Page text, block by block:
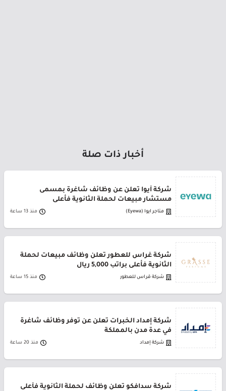
أخبار ذات صلة
شركة أيوا تعلن عن وظائف شاغرة بمسمى
مستشار مبيعات لحملة الثانوية فأعلى
متاجر ايوا (Eyewa) منذ 13 ساعة
شركة غراس للعطور تعلن وظائف مبيعات لحملة
الثانوية فأعلى براتب 5,000 ريال
شركة قراس للعطور منذ 15 ساعة
شركة إمداد الخبرات تعلن عن توفر وظائف شاغرة
في عدة مدن بالمملكة
شركة إمداد منذ 20 ساعة
شركة سدافكو تعلن وظائف لحملة الثانوية فأعلى